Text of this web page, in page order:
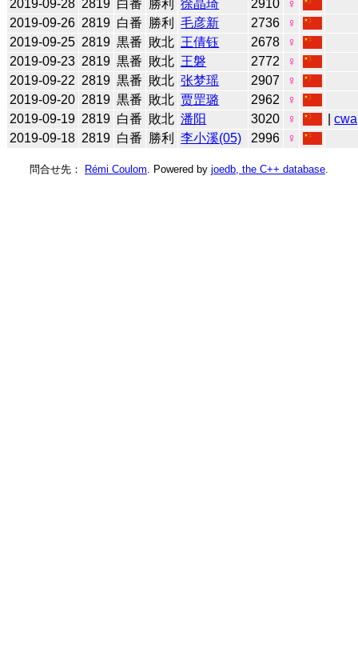
2019-09-28 2819 白番 勝利 徐晶琦 2910
♀
2019-09-26 2819 白番 勝利 毛彦新 2736
♀
2019-09-25 2819 黒番 敗北 王倩钰 2678
♀
2019-09-23 2819 黒番 敗北 王磐 2772
♀
2019-09-22 2819 黒番 敗北 张梦瑶 2907
♀
2019-09-20 2819 黒番 敗北 贾罡璐 2962
♀
2019-09-19 2819 白番 敗北 潘阳 3020 ♀ |cwa
2019-09-18 2819 白番 勝利 李小溪(05) 2996 ♀
問合せ先： Rémi Coulom . Powered by joedb, the C++ database